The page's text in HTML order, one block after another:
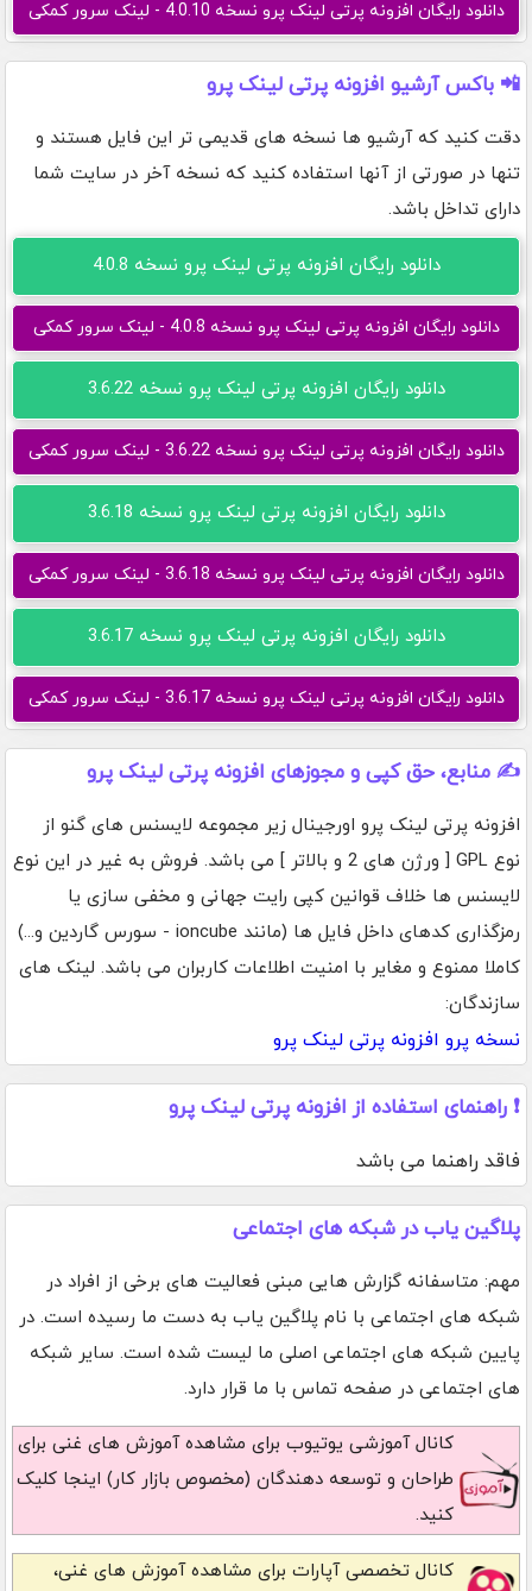
دانلود رایگان افزونه پرتی لینک پرو نسخه 4.0.10 - لینک سرور کمکی
📲 باکس آرشیو افزونه پرتی لینک پرو
دقت کنید که آرشیو ها نسخه های قدیمی تر این فایل هستند و
تنها در صورتی از آنها استفاده کنید که نسخه آخر در سایت شما
دارای تداخل باشد.
دانلود رایگان افزونه پرتی لینک پرو نسخه 4.0.8
دانلود رایگان افزونه پرتی لینک پرو نسخه 4.0.8 - لینک سرور کمکی
دانلود رایگان افزونه پرتی لینک پرو نسخه 3.6.22
دانلود رایگان افزونه پرتی لینک پرو نسخه 3.6.22 - لینک سرور کمکی
دانلود رایگان افزونه پرتی لینک پرو نسخه 3.6.18
دانلود رایگان افزونه پرتی لینک پرو نسخه 3.6.18 - لینک سرور کمکی
دانلود رایگان افزونه پرتی لینک پرو نسخه 3.6.17
دانلود رایگان افزونه پرتی لینک پرو نسخه 3.6.17 - لینک سرور کمکی
✍️ منابع، حق کپی و مجوزهای افزونه پرتی لینک پرو
افزونه پرتی لینک پرو اورجینال زیر مجموعه لایسنس های گنو از
نوع GPL [ ورژن های 2 و بالاتر ] می باشد. فروش به غیر در این نوع
لایسنس ها خلاف قوانین کپی رایت جهانی و مخفی سازی یا
رمزگذاری کدهای داخل فایل ها (مانند ioncube - سورس گاردین و...)
کاملا ممنوع و مغایر با امنیت اطلاعات کاربران می باشد. لینک های
سازندگان:
نسخه پرو افزونه پرتی لینک پرو
❗ راهنمای استفاده از افزونه پرتی لینک پرو
فاقد راهنما می باشد
پلاگین یاب در شبکه های اجتماعی
مهم: متاسفانه گزارش هایی مبنی فعالیت های برخی از افراد در
شبکه های اجتماعی با نام پلاگین یاب به دست ما رسیده است. در
پایین شبکه های اجتماعی اصلی ما لیست شده است. سایر شبکه
های اجتماعی در صفحه تماس با ما قرار دارد.
کانال آموزشی یوتیوب برای مشاهده آموزش های غنی برای
طراحان و توسعه دهندگان (مخصوص بازار کار) اینجا کلیک
کنید.
کانال تخصصی آپارات برای مشاهده آموزش های غنی،